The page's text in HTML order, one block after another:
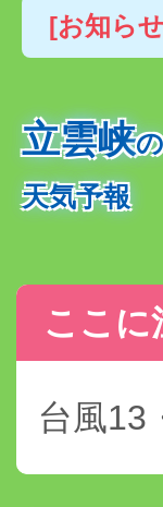
[お知ら
立雲峡の
天気予報
ここに
台風13